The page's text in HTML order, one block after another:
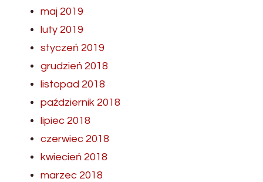
maj 2019
luty 2019
styczeń 2019
grudzień 2018
listopad 2018
październik 2018
lipiec 2018
czerwiec 2018
kwiecień 2018
marzec 2018